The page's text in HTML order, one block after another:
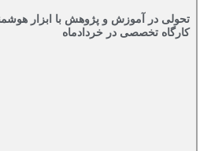
کارگاه تخصصی در خردادماه